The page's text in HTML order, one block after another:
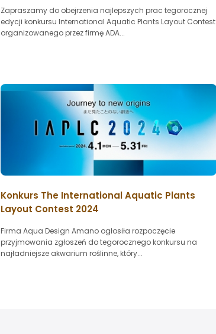
Zapraszamy do obejrzenia najlepszych prac tegorocznej
edycji konkursu International Aquatic Plants Layout Contest
organizowanego przez firmę ADA...
Konkurs The International Aquatic Plants
Layout Contest 2024
Firma Aqua Design Amano ogłosiła rozpoczęcie
przyjmowania zgłoszeń do tegorocznego konkursu na
najładniejsze akwarium roślinne, który...